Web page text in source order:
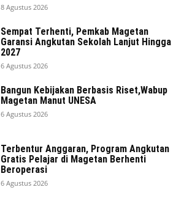
8 Agustus 2026
Sempat Terhenti, Pemkab Magetan
Garansi Angkutan Sekolah Lanjut Hingga
2027
6 Agustus 2026
Bangun Kebijakan Berbasis Riset,Wabup
Magetan Manut UNESA
6 Agustus 2026
Terbentur Anggaran, Program Angkutan
Gratis Pelajar di Magetan Berhenti
Beroperasi
6 Agustus 2026